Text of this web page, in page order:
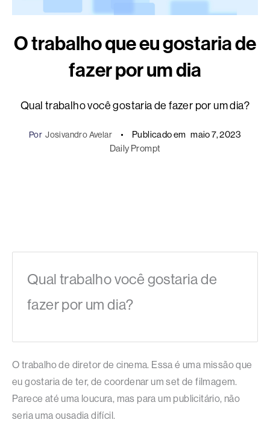
O trabalho que eu gostaria de
fazer por um dia
Qual trabalho você gostaria de fazer por um dia?
Por Josivandro Avelar Publicado em maio 7, 2023
Daily Prompt
Qual trabalho você gostaria de
fazer por um dia?
O trabalho de diretor de cinema. Essa é uma missão que
eu gostaria de ter, de coordenar um set de filmagem.
Parece até uma loucura, mas para um publicitário, não
seria uma ousadia difícil.